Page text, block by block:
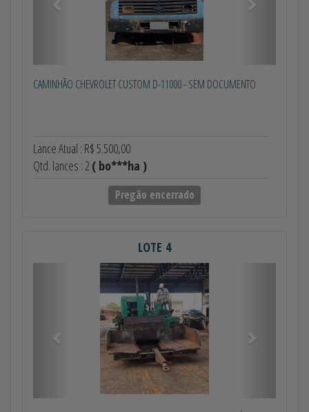
CAMINHÃO CHEVROLET CUSTOM D-11000 - SEM DOCUMENTO
Lance Atual : R$ 5.500,00
Qtd. lances : 2 ( bo***ha )
Pregão encerrado
LOTE 4